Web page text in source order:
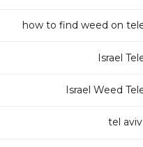
how to find weed on
Israel
Israel Weed
tel